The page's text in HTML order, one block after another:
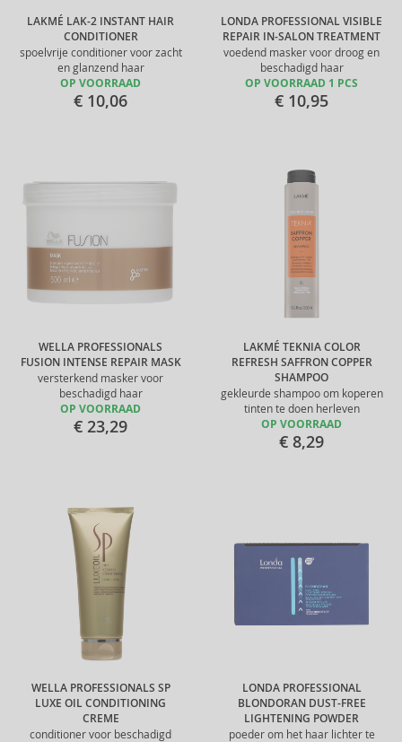
LAKMÉ LAK-2 INSTANT HAIR
CONDITIONER
spoelvrije conditioner voor zacht
en glanzend haar
OP VOORRAAD
€ 10,06
LONDA PROFESSIONAL VISIBLE
REPAIR IN-SALON TREATMENT
voedend masker voor droog en
beschadigd haar
OP VOORRAAD 1 PCS
€ 10,95
WELLA PROFESSIONALS
FUSION INTENSE REPAIR MASK
versterkend masker voor
beschadigd haar
OP VOORRAAD
€ 23,29
LAKMÉ TEKNIA COLOR
REFRESH SAFFRON COPPER
SHAMPOO
gekleurde shampoo om koperen
tinten te doen herleven
OP VOORRAAD
€ 8,29
WELLA PROFESSIONALS SP
LUXE OIL CONDITIONING
CREME
conditioner voor beschadigd
LONDA PROFESSIONAL
BLONDORAN DUST-FREE
LIGHTENING POWDER
poeder om het haar lichter te